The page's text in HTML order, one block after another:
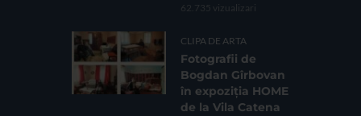
62.735 vizualizari
CLIPA DE ARTA
Fotografii de
Bogdan Gîrbovan
în expoziția HOME
de la Vila Catena